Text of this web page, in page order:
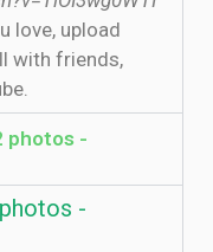
love, upload
with friends,
photos -
-